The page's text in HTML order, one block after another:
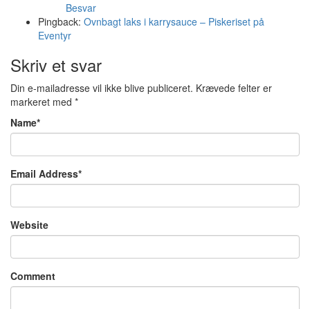
Besvar
Pingback: Ovnbagt laks i karrysauce – Piskeriset på
Eventyr
Skriv et svar
Din e-mailadresse vil ikke blive publiceret. Krævede felter er
markeret med *
Name*
Email Address*
Website
Comment